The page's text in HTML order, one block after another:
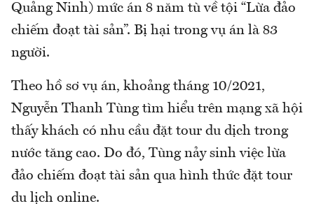
Quảng Ninh) mức án 8 năm tù về tội “Lừa đảo
chiếm đoạt tài sản”. Bị hại trong vụ án là 83
người.
Theo hồ sơ vụ án, khoảng tháng 10/2021,
Nguyễn Thanh Tùng tìm hiểu trên mạng xã hội
thấy khách có nhu cầu đặt tour du dịch trong
nước tăng cao. Do đó, Tùng nảy sinh việc lừa
đảo chiếm đoạt tài sản qua hình thức đặt tour
du lịch online.